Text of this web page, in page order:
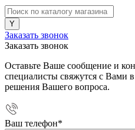
Заказать звонок
Заказать звонок
Оставьте Ваше сообщение и
специалисты свяжутся с Вами
решения Вашего вопроса.
Ваш телефон*